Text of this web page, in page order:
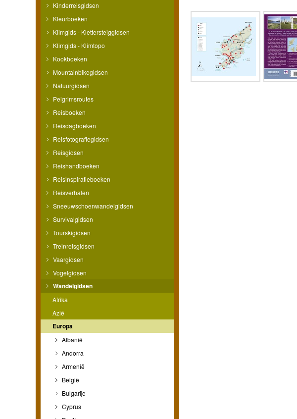
Kinderreisgidsen
Kleurboeken
Klimgids - Klettersteiggidsen
Klimgids - Klimtopo
Kookboeken
Mountainbikegidsen
Natuurgidsen
Pelgrimsroutes
Reisboeken
Reisdagboeken
Reisfotografiegidsen
Reisgidsen
Reishandboeken
Reisinspiratieboeken
Reisverhalen
Sneeuwschoenwandelgidsen
Survivalgidsen
Tourskigidsen
Treinreisgidsen
Vaargidsen
Vogelgidsen
Wandelgidsen
Afrika
Azië
Europa
Albanië
Andorra
Armenië
België
Bulgarije
Cyprus